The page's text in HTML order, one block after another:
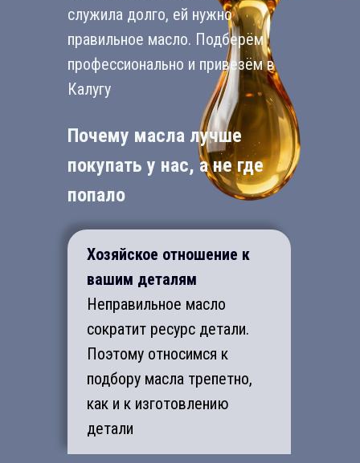
Хозяйское отношение к
вашим деталям
Неправильное масло
сократит ресурс детали.
Поэтому относимся к
подбору масла трепетно,
как и к изготовлению
детали
служила долго, ей нужно
правильное масло. Подберём
профессионально и привезём в
Калугу
Почему масла лучше
покупать у нас, а не где
попало